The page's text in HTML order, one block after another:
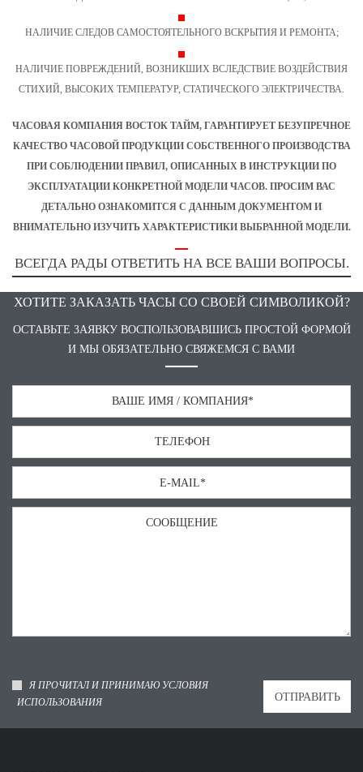
НАЛИЧИЕ СЛЕДОВ САМОСТОЯТЕЛЬНОГО ВСКРЫТИЯ И РЕМОНТА;
НАЛИЧИЕ ПОВРЕЖДЕНИЙ, ВОЗНИКШИХ ВСЛЕДСТВИЕ ВОЗДЕЙСТВИЯ
СТИХИЙ, ВЫСОКИХ ТЕМПЕРАТУР, СТАТИЧЕСКОГО ЭЛЕКТРИЧЕСТВА.
ЧАСОВАЯ КОМПАНИЯ ВОСТОК ТАЙМ, ГАРАНТИРУЕТ БЕЗУПРЕЧНОЕ
КАЧЕСТВО ЧАСОВОЙ ПРОДУКЦИИ СОБСТВЕННОГО ПРОИЗВОДСТВА
ПРИ СОБЛЮДЕНИИ ПРАВИЛ, ОПИСАННЫХ В ИНСТРУКЦИИ ПО
ЭКСПЛУАТАЦИИ КОНКРЕТНОЙ МОДЕЛИ ЧАСОВ. ПРОСИМ ВАС
ДЕТАЛЬНО ОЗНАКОМИТСЯ С ДАННЫМ ДОКУМЕНТОМ И
ВНИМАТЕЛЬНО ИЗУЧИТЬ ХАРАКТЕРИСТИКИ ВЫБРАННОЙ МОДЕЛИ.
ВСЕГДА РАДЫ ОТВЕТИТЬ НА ВСЕ ВАШИ ВОПРОСЫ.
ХОТИТЕ ЗАКАЗАТЬ ЧАСЫ СО СВОЕЙ СИМВОЛИКОЙ?
ОСТАВЬТЕ ЗАЯВКУ ВОСПОЛЬЗОВАВШИСЬ ПРОСТОЙ ФОРМОЙ
И МЫ ОБЯЗАТЕЛЬНО СВЯЖЕМСЯ С ВАМИ
Я ПРОЧИТАЛ И ПРИНИМАЮ УСЛОВИЯ
ИСПОЛЬЗОВАНИЯ